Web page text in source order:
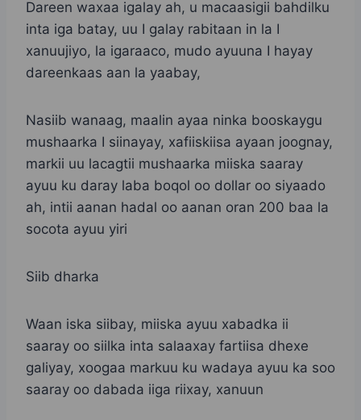
Dareen waxaa igalay ah, u macaasigii bahdilku
inta iga batay, uu I galay rabitaan in la I
xanuujiyo, la igaraaco, mudo ayuuna I hayay
dareenkaas aan la yaabay,
Nasiib wanaag, maalin ayaa ninka booskaygu
mushaarka I siinayay, xafiiskiisa ayaan joognay,
markii uu lacagtii mushaarka miiska saaray
ayuu ku daray laba boqol oo dollar oo siyaado
ah, intii aanan hadal oo aanan oran 200 baa la
socota ayuu yiri
Siib dharka
Waan iska siibay, miiska ayuu xabadka ii
saaray oo siilka inta salaaxay fartiisa dhexe
galiyay, xoogaa markuu ku wadaya ayuu ka soo
saaray oo dabada iiga riixay, xanuun